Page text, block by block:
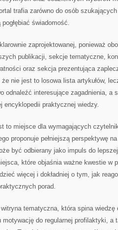
trafia zarówno do osób
świadomość.
zaprojektowanej, ponieważ
publikacji, sekcje tematyczne,
oraz sekcja prezentująca
nie jest to losowa lista artykułów,
odnaleźć interesujące zagadnienia, a
encyklopedii praktycznej wiedzy.
to miejsce dla wymagających
proponuje pełniejszą perspektywę
być odbierany jako impuls do
które objaśnia ważne kwestie w
więcej i dokładniej o tym, jak
porad.
tematyczna, która spina
do regularnej profilaktyki, a